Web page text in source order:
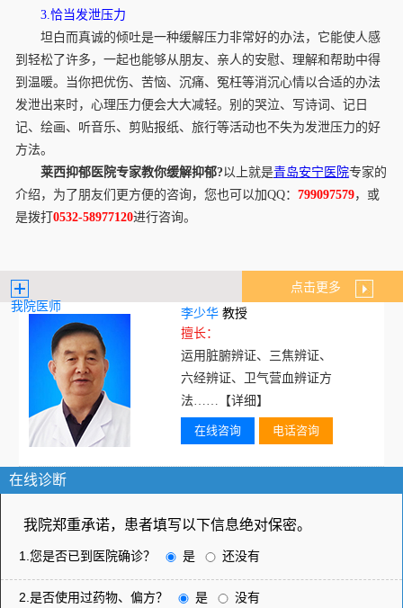
3.恰当发泄压力
坦白而真诚的倾吐是一种缓解压力非常好的办法，它能使人感
到轻松了许多，一起也能够从朋友、亲人的安慰、理解和帮助中得
到温暖。当你把优伤、苦恼、沉痛、冤枉等消沉心情以合适的办法
发泄出来时，心理压力便会大大减轻。别的哭泣、写诗词、记日
记、绘画、听音乐、剪贴报纸、旅行等活动也不失为发泄压力的好
方法。
莱西抑郁医院专家教你缓解抑郁?以上就是青岛安宁医院专家的
介绍，为了朋友们更方便的咨询，您也可以加QQ： 799097579，或
是拨打 0532-58977120进行咨询。
我院医师
点击更多
李少华 教授
擅长：
运用脏腑辨证、三焦辨证、
六经辨证、卫气营血辨证方
法……
【详细】
在线咨询 电话咨询
在线诊断
我院郑重承诺，患者填写以下信息绝对保密。
1.您是否已到医院确诊？ 是 还没有
2.是否使用过药物、偏方？ 是 没有